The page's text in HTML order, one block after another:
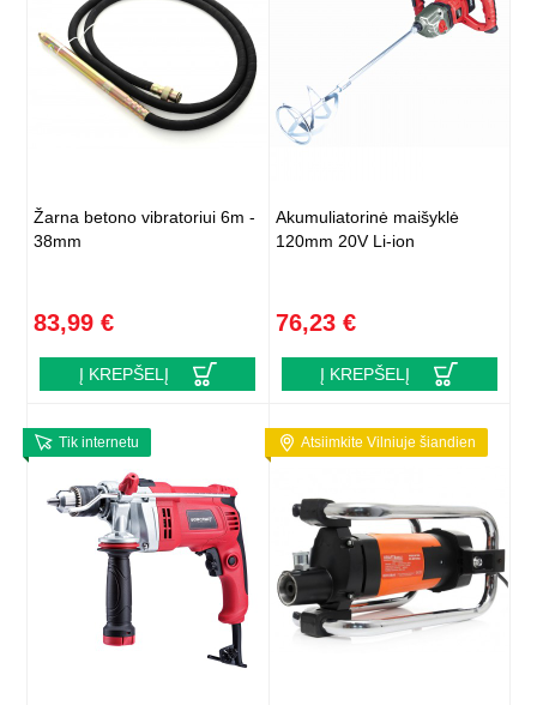
Žarna betono vibratoriui 6m -
38mm
83,99 €
Į KREPŠELĮ
Akumuliatorinė maišyklė
120mm 20V Li-ion
76,23 €
Į KREPŠELĮ
Tik internetu Atsiimkite Vilniuje šiandien